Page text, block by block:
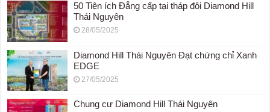
50 Tiện ích Đẳng cấp tại tháp đôi Diamond Hill
Thái Nguyên
28/05/2025
Diamond Hill Thái Nguyên Đạt chứng chỉ Xanh
EDGE
27/05/2025
Chung cư Diamond Hill Thái Nguyên